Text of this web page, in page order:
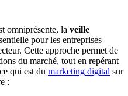
omniprésente, la veille
pour les entreprises
Cette approche permet de
du marché, tout en repérant
qui est du marketing digital sur
: